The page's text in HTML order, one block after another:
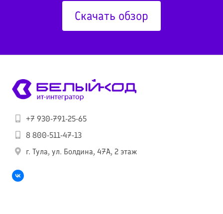
Скачать обзор
+7 930-791-25-65
8 800-511-47-13
г. Тула, ул. Болдина, 47А, 2 этаж